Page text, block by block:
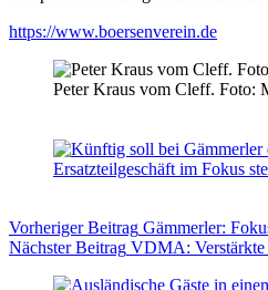
https://www.boersenverein.de
Peter Kraus vom Cleff. Foto:
VorherigerBeitrag Gämmerler:
NächsterBeitrag VDMA: